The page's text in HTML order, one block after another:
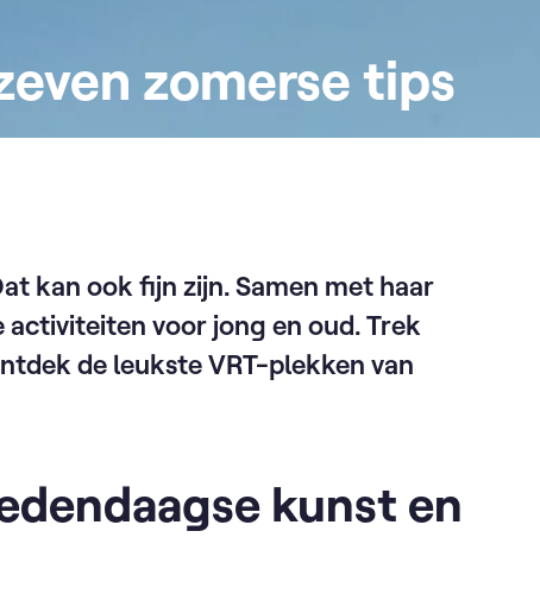
zomerse tips
kan ook fijn zijn. Samen met haar
voor jong en oud. Trek
de leukste VRT-plekken van
kunst en